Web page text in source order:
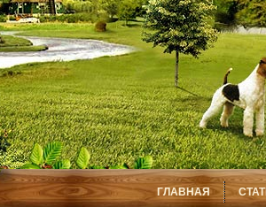
ГЛАВНАЯ